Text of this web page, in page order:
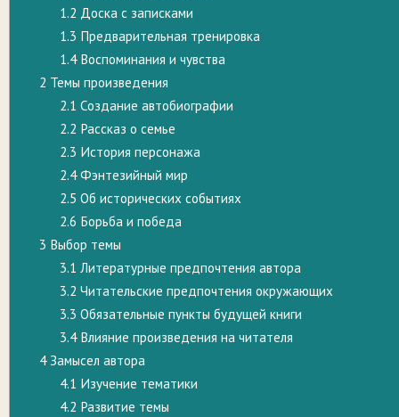
1.2 Доска с записками
1.3 Предварительная тренировка
1.4Воспоминания и чувства
2 Темы произведения
2.1 Создание автобиографии
2.2 Рассказ о семье
2.3 История персонажа
2.4Фэнтезийный мир
2.5 Об исторических событиях
2.6 Борьба и победа
3 Выбор темы
3.1 Литературные предпочтения автора
3.2 Читательские предпочтения окружающих
3.3 Обязательные пункты будущей книги
3.4Влияние произведения на читателя
4Замысел автора
4.1 Изучение тематики
4.2 Развитие темы